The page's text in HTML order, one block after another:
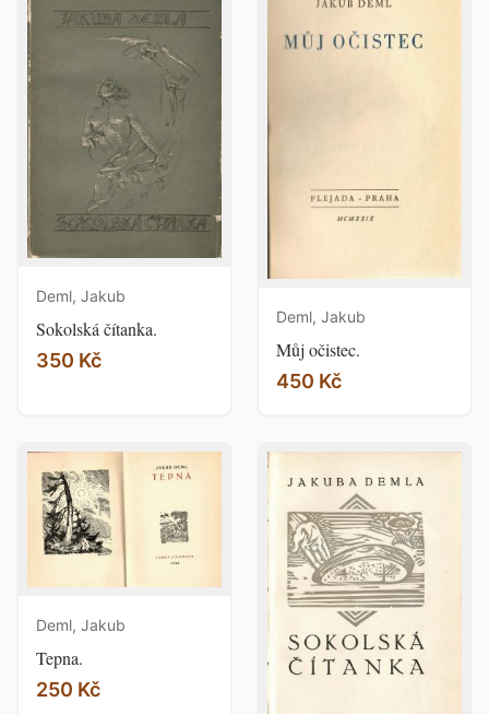
Deml, Jakub
Sokolská čítanka.
350 Kč
Deml, Jakub
Můj očistec.
450 Kč
Deml, Jakub
Tepna.
250 Kč